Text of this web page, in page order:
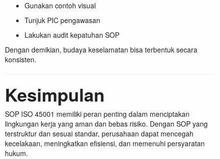
Gunakan contoh visual
Tunjuk PIC pengawasan
Lakukan audit kepatuhan SOP
Dengan demikian, budaya keselamatan bisa terbentuk secara
konsisten.
Kesimpulan
SOP ISO 45001 memiliki peran penting dalam menciptakan
lingkungan kerja yang aman dan bebas risiko. Dengan SOP yang
terstruktur dan sesuai standar, perusahaan dapat mencegah
kecelakaan, meningkatkan efisiensi, dan memenuhi persyaratan
hukum.